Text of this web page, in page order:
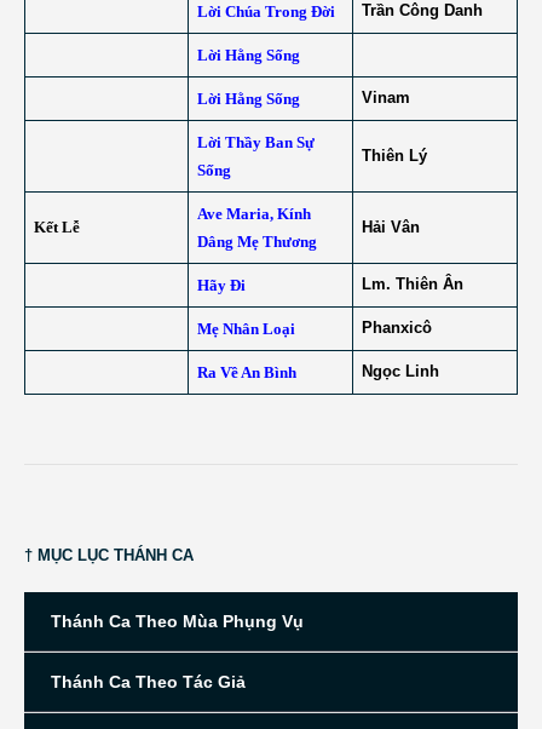
Lời Chúa Trong Đời Trần Công Danh
Lời Hằng Sống
Lời Hằng Sống Vinam
Lời Thầy Ban Sự
Sống
Thiên Lý
Kết Lễ
Ave Maria, Kính
Dâng Mẹ Thương
Hải Vân
Hãy Đi Lm. Thiên Ân
Mẹ Nhân Loại Phanxicô
Ra Về An Bình Ngọc Linh
† MỤC LỤC THÁNH CA
Thánh Ca Theo Mùa Phụng Vụ
Thánh Ca Theo Tác Giả